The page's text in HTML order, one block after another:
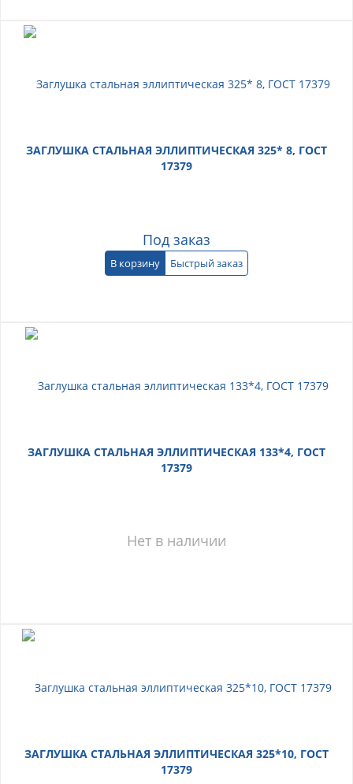
ЗАГЛУШКА СТАЛЬНАЯ ЭЛЛИПТИЧЕСКАЯ 325* 8, ГОСТ
17379
Под заказ
В корзину Быстрый заказ
ЗАГЛУШКА СТАЛЬНАЯ ЭЛЛИПТИЧЕСКАЯ 133*4, ГОСТ
17379
Нет в наличии
ЗАГЛУШКА СТАЛЬНАЯ ЭЛЛИПТИЧЕСКАЯ 325*10, ГОСТ
17379